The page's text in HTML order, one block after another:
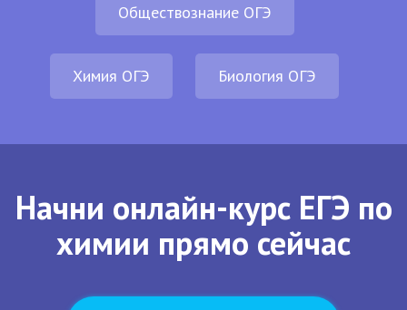
Обществознание ОГЭ
Химия ОГЭ Биология ОГЭ
Начни онлайн-курс ЕГЭ по
химии прямо сейчас